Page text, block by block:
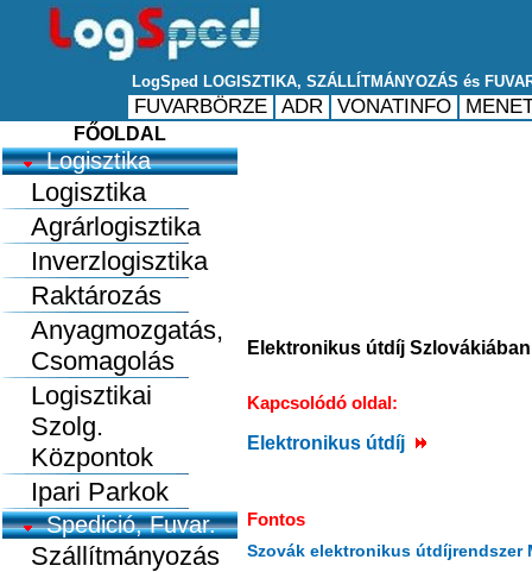
FŐOLDAL
Logisztika
Logisztika
Agrárlogisztika
Inverzlogisztika
Raktározás
Anyagmozgatás,
Csomagolás
Logisztikai
Szolg.
Központok
Ipari Parkok
Spedició, Fuvar.
Szállítmányozás
Elektronikus útdíj Szlovákiában
Kapcsolódó oldal:
Elektronikus útdíj
Fontos
Szovák elektronikus útdíjrendszer